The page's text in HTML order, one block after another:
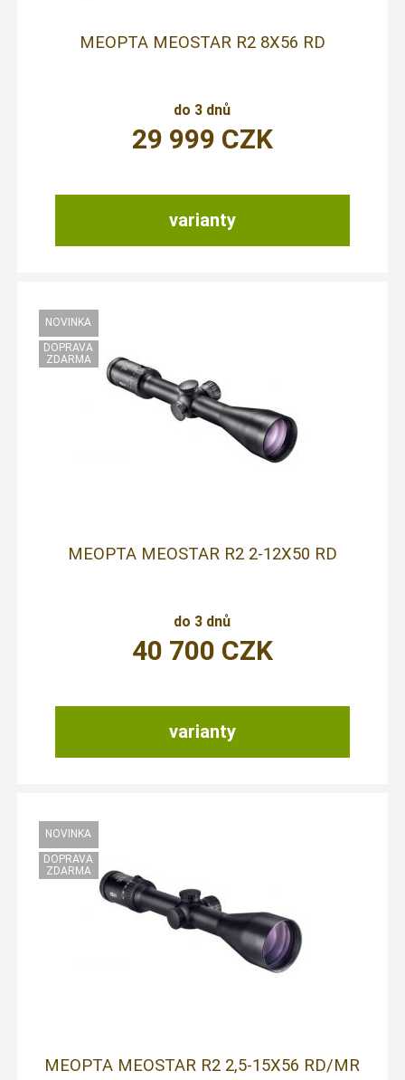
MEOPTA MEOSTAR R2 8X56 RD
do 3 dnů
varianty
29 999 CZK
MEOPTA MEOSTAR R2 2-12X50 RD
do 3 dnů
varianty
40 700 CZK
MEOPTA MEOSTAR R2 2,5-15X56 RD/MR